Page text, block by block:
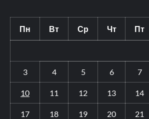
Пн Вт Ср Чт Пт
3 4 5 6 7
10 11 12 13 14
17 18 19 20 21